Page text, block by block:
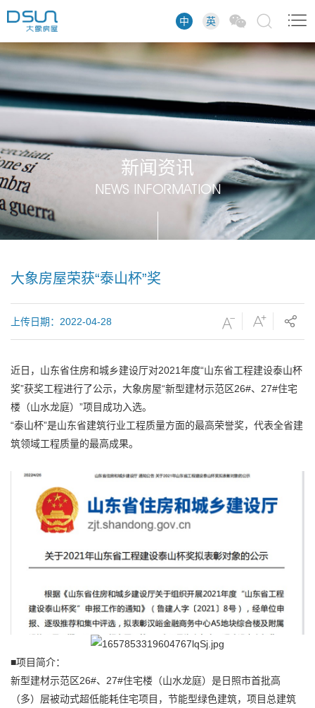
中 英
新闻资讯
NEWS INFORMATION
大象房屋荣获“泰山杯”奖
上传日期：2022-04-28
近日，山东省住房和城乡建设厅对2021年度“山东省工程建设泰山杯
奖”获奖工程进行了公示，大象房屋“新型建材示范区26#、27#住宅
楼（山水龙庭）”项目成功入选。
“泰山杯”是山东省建筑行业工程质量方面的最高荣誉奖，代表全省建
筑领域工程质量的最高成果。
■项目简介：
新型建材示范区26#、27#住宅楼（山水龙庭）是日照市首批高
（多）层被动式超低能耗住宅项目，节能型绿色建筑，项目总建筑